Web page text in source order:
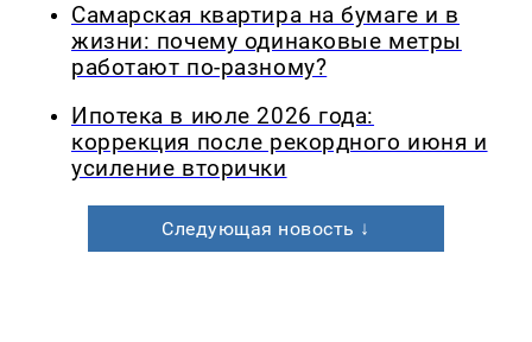
Самарская квартира на бумаге и в
жизни: почему одинаковые метры
работают по-разному?
Ипотека в июле 2026 года:
коррекция после рекордного июня и
усиление вторички
Следующая новость ↓